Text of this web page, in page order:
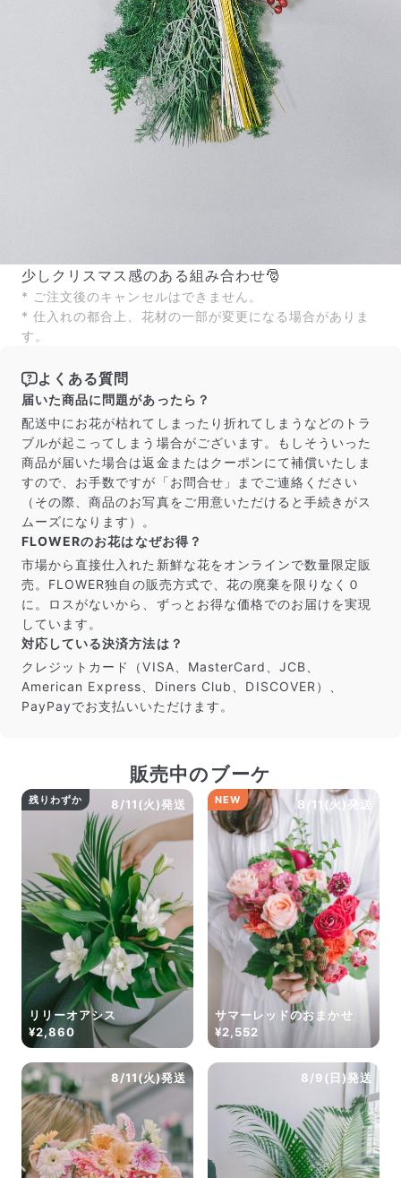
Q. 毎月自動でお花が届くサービスですか？
いいえ、毎月自動でお届けするサービスではありません。好
きな時に好きな花をご注文いただけます。
Q. 配送できないエリアはありますか？
ただいま沖縄・離島エリアへの配送には対応しておりませ
ん。ご了承ください。
Q. 配送日時は指定できますか？
お花をベストなタイミングで発送しているため、お届け日の
指定はできません。受け取り時間帯は、発送後にクロネコヤ
少しクリスマス感のある組み合わせ🎅
* ご注文後のキャンセルはできません。
* 仕入れの都合上、花材の一部が変更になる場合がありま
す。
よくある質問
届いた商品に問題があったら？
配送中にお花が枯れてしまったり折れてしまうなどのトラ
ブルが起こってしまう場合がございます。もしそういった
商品が届いた場合は返金またはクーポンにて補償いたしま
すので、お手数ですが「お問合せ」までご連絡ください
（その際、商品のお写真をご用意いただけると手続きがス
ムーズになります）。
FLOWERのお花はなぜお得？
市場から直接仕入れた新鮮な花をオンラインで数量限定販
売。FLOWER独自の販売方式で、花の廃棄を限りなく０
に。ロスがないから、ずっとお得な価格でのお届けを実現
しています。
対応している決済方法は？
クレジットカード（VISA、MasterCard、JCB、
American Express、Diners Club、DISCOVER）、
PayPayでお支払いいただけます。
販売中のブーケ
8/11(火)発送
残りわずか
リリーオアシス
¥2,860
8/11(火)発送
NEW
サマーレッドのおまかせ
¥2,552
8/11(火)発送 8/9(日)発送